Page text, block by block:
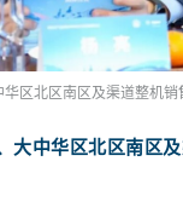
区北区南区及渠道整机
大中华区北区南区